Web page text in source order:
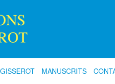
MANUSCRITS